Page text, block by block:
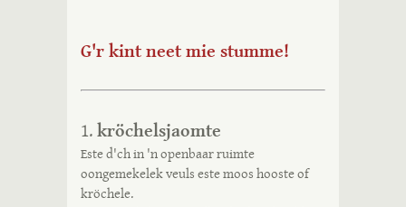
G'r kint neet mie stumme!
1.kröchelsjaomte
Este d'ch in 'n openbaar ruimte
oongemekelek veuls este moos hooste of
kröchele.